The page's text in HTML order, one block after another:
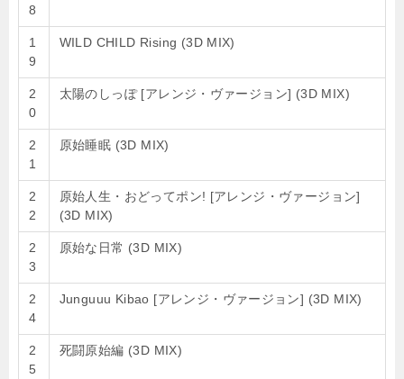
8
1
9
WILD CHILD Rising (3D MIX)
2
0
太陽のしっぽ [アレンジ・ヴァージョン] (3D MIX)
2
1
原始睡眠 (3D MIX)
2
2
原始人生・おどってポン! [アレンジ・ヴァージョン]
(3D MIX)
2
3
原始な日常 (3D MIX)
2
4
Junguuu Kibao [アレンジ・ヴァージョン] (3D MIX)
2
5
死闘原始編 (3D MIX)